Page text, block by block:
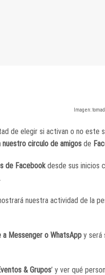
Imagen:
de elegir si activan o no este
circulo de amigos de
de Facebookdesde sus inicios
nuestra actividad de la
Messenger o WhatsApp y será
& Grupos’ y ver qué